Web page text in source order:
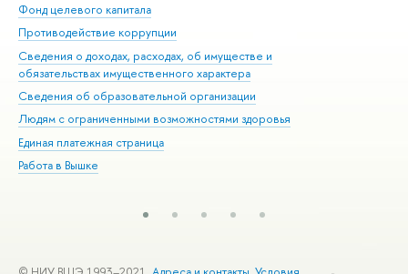
Фонд целевого капитала
Противодействие коррупции
Сведения о доходах, расходах, об имуществе и
обязательствах имущественного характера
Сведения об образовательной организации
Людям с ограниченными возможностями здоровья
Единая платежная страница
Работа в Вышке